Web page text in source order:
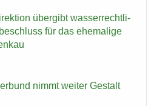
über­gibt was­ser­recht­li­
für das ehe­ma­li­ge
nimmt wei­ter Ge­stalt